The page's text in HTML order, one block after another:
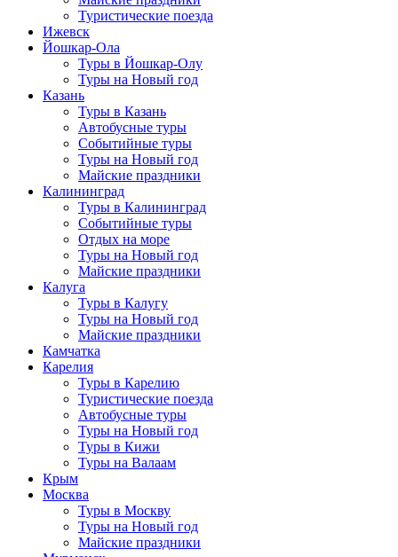
Туристические поезда
Ижевск
Йошкар-Ола
Туры в Йошкар-Олу
Туры на Новый год
Казань
Туры в Казань
Автобусные туры
Событийные туры
Туры на Новый год
Майские праздники
Калининград
Туры в Калининград
Событийные туры
Отдых на море
Туры на Новый год
Майские праздники
Калуга
Туры в Калугу
Туры на Новый год
Майские праздники
Камчатка
Карелия
Туры в Карелию
Туристические поезда
Автобусные туры
Туры на Новый год
Туры в Кижи
Туры на Валаам
Крым
Москва
Туры в Москву
Туры на Новый год
Майские праздники